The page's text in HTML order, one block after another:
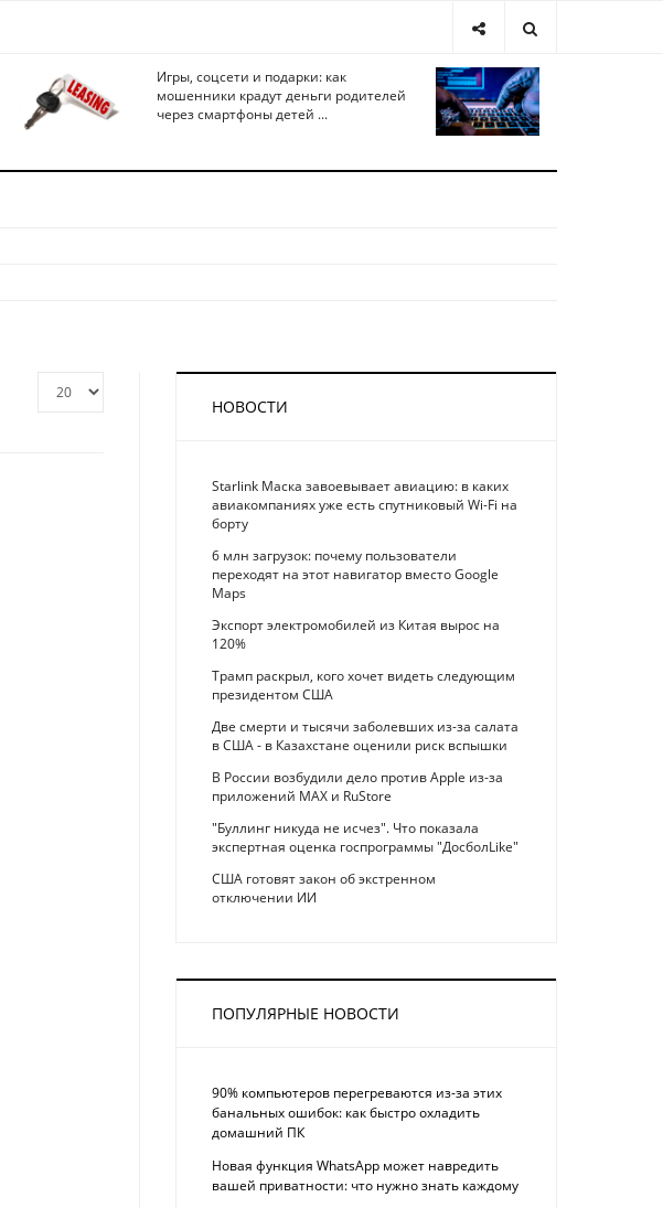
Игры, соцсети и подарки: как
мошенники крадут деньги родителей
через смартфоны детей ...
НОВОСТИ
Starlink Маска завоевывает авиацию: в каких
авиакомпаниях уже есть спутниковый Wi-Fi на
борту
6 млн загрузок: почему пользователи
переходят на этот навигатор вместо Google
Maps
Экспорт электромобилей из Китая вырос на
120%
Трамп раскрыл, кого хочет видеть следующим
президентом США
Две смерти и тысячи заболевших из-за салата
в США - в Казахстане оценили риск вспышки
В России возбудили дело против Apple из-за
приложений MAX и RuStore
"Буллинг никуда не исчез". Что показала
экспертная оценка госпрограммы "ДосболLike"
США готовят закон об экстренном
отключении ИИ
ПОПУЛЯРНЫЕ НОВОСТИ
90% компьютеров перегреваются из-за этих
банальных ошибок: как быстро охладить
домашний ПК
Новая функция WhatsApp может навредить
вашей приватности: что нужно знать каждому